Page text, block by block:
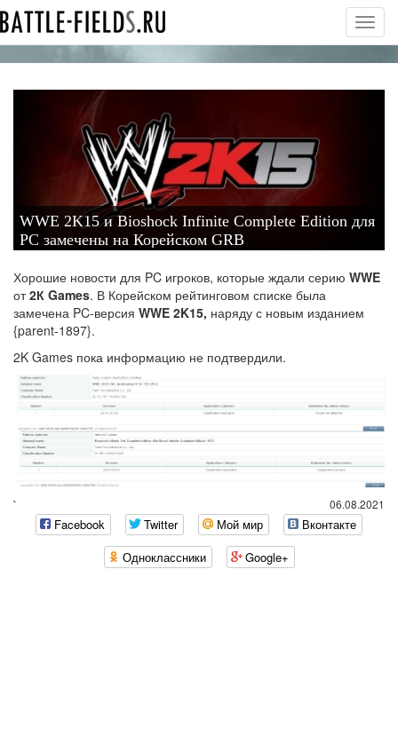
WWE 2K15 и Bioshock Infinite Complete Edition для
PC замечены на Корейском GRB
Хорошие новости для PC игроков, которые ждали серию WWE
от2К Games. В Корейском рейтинговом списке была
замечена PC-версия WWE 2K15, наряду с новым изданием
{parent-1897}.
2K Games пока информацию не подтвердили.
06.08.2021
`
Facebook Twitter Мой мир
Вконтакте
Одноклассники
Google+